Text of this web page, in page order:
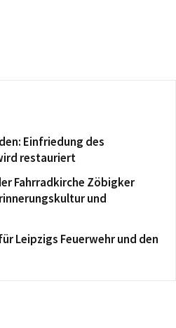
Einfriedung des
restauriert
Fahrradkirche Zöbigker
und
Leipzigs Feuerwehr und den